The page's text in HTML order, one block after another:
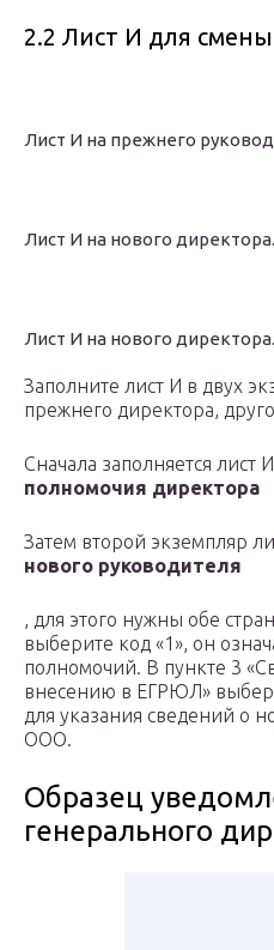
2.2 Лист И для
Лист И на прежнего
Лист И на нового
Лист И на нового
Заполните лист И в двух
прежнего директора,
Сначала заполняется лист И
полномочия директора
Затем второй экземпляр
нового руководителя
, для этого нужны обе
выберите код «1», он
полномочий. В пункте 3
внесению в ЕГРЮЛ»
для указания сведений о
ООО.
Образец
генерального